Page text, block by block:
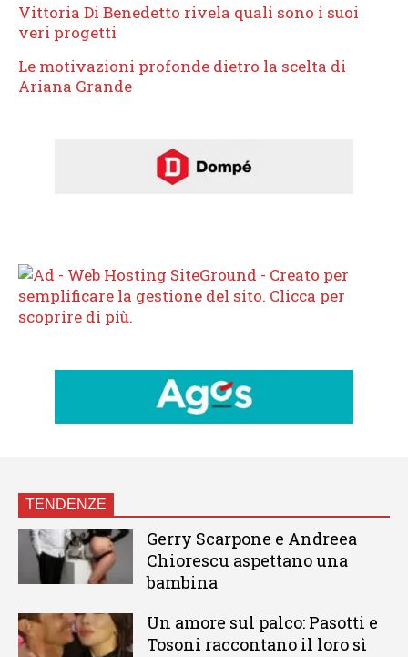
Vittoria Di Benedetto rivela quali sono i suoi
veri progetti
Le motivazioni profonde dietro la scelta di
Ariana Grande
TENDENZE
Gerry Scarpone e Andreea
Chiorescu aspettano una
bambina
Un amore sul palco: Pasotti e
Tosoni raccontano il loro sì